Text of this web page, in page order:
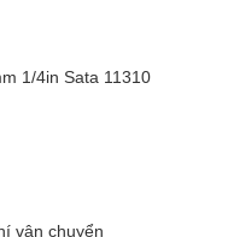
1/4in Sata 11310
vận chuyển